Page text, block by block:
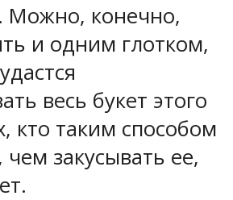
Можно, конечно,
и одним глотком,
весь букет этого
кто таким способом
чем закусывать ее,